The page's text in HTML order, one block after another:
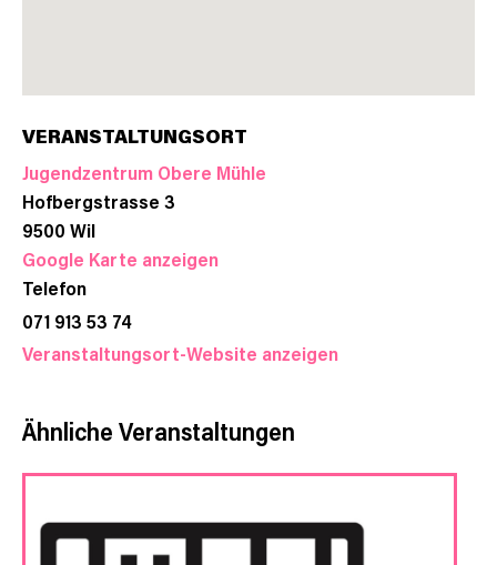
VERANSTALTUNGSORT
Jugendzentrum Obere Mühle
Hofbergstrasse 3
9500 Wil
Google Karte anzeigen
Telefon
071 913 53 74
Veranstaltungsort-Website anzeigen
Ähnliche Veranstaltungen